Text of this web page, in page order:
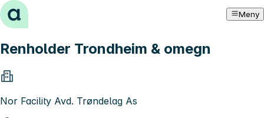
Hopp til innhold Meny
Renholder Trondheim & omegn
Nor Facility Avd. Trøndelag As